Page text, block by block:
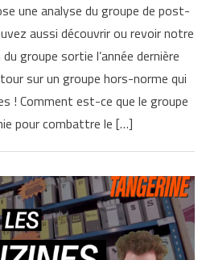
une analyse du groupe de post-
aussi découvrir ou revoir notre
groupe sortie l’année dernière
sur un groupe hors-norme qui
! Comment est-ce que le groupe
pour combattre le […]